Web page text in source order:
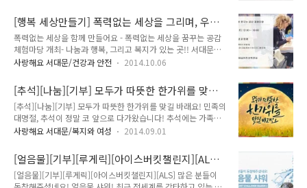
달해주세요. 저소득층 지원을 위한 사랑가득 '함께라면' 모으기 -
기 간 : 2015. ..
강을 생각하여 야외활동 어떠세요? 우리 친구들을 위하여 재미
도 있고, 좋은 일도 하는 특강이 있어서 소개해드립니다! 홍제1
동 주민센터에서 겨울방학을 맞아 우리 친구들을 위하여 공룡을
주제로 한 자연사 특강을 실시합니다. 서대문 자연사박물관의 이
정모 관장님이 직접 강사로 나오시고, 끝나고 자연과 지구환경을
을 위한 캠페인까지 알차게 준비했어요! 강의와 캠페인까지 참
여하면 2시간의 자원봉사 시간은 덤!..
[행복 세상만들기] 폭력없는 세상을 그리며, 우리
스스로 폭력없는 세상을 만들어요!
폭력없는 세상을 함께 만들어요 - 폭력없는 세상을 꿈꾸는 공감
체험마당 개최- 나눔과 행복, 그리고 복지가 있는 곳!! 서대문구
에서 오는 10월 11일 토요일에 행복한 세상을 만들기위한 폭력
행사인만큼 지기가 안내해 드릴게요. 폭력은 신체적인 폭력만 해
당되는 것이 아니에요. 언어, 심리적 폭력 그리고 집단 따돌림까
지 폭력에 해당된답니다. 폭력에 무관심 해서는 안됩니다. 폭력
을 보고도 방관하는 것도 또 다른 폭력이라 생각합니다! " 주변
사람들의 이야기를 들어주는 작은일이 큰 힘이 될 수 있답니다"
없는 아름다운 세상을 만들기 위한 노력에 우리 모두 동참해요!!
나눔과 행복, 그리고 ..
사랑해요 서대문/건강과 안전 2014.10.06
[추석][나눔][기부] 모두가 따뜻한 한가위를 맞길
바래요!
[추석][나눔][기부] 모두가 따뜻한 한가위를 맞길 바래요! 민족의
대명절, 추석이 정말 코 앞으로 다가왔습니다! 추석에는 가족끼
리 마주앉아 덕담을 나누고, 송편을 빚는 장면이 연상되는데요
없는 어려운 이웃들이 많이 있습니다ㅠ 우리 주변의 어려운 이웃
을 돌아보고 모두가 행복하고 따뜻한 추석을 맞이하기 위해! 서
대문구에서는 [나눔으로 풍성한 추석맞이] 기부 나눔 캠페인을
사랑해요 서대문/복지와 여성 2014.09.01
[얼음물][기부][루게릭][아이스버킷챌린지][ALS]
많은 분들이 동참해주셨네요! 얼음물 샤워!
[얼음물][기부][루게릭][아이스버킷챌린지][ALS] 많은 분들이